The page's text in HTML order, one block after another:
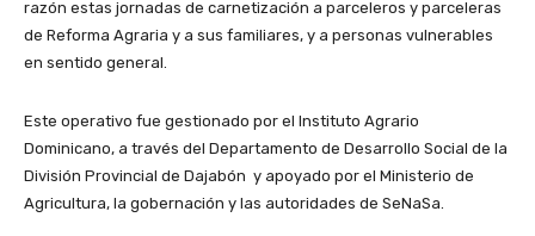
razón estas jornadas de carnetización a parceleros y parceleras
de Reforma Agraria y a sus familiares, y a personas vulnerables
en sentido general.
Este operativo fue gestionado por el Instituto Agrario
Dominicano, a través del Departamento de Desarrollo Social de la
División Provincial de Dajabón y apoyado por el Ministerio de
Agricultura, la gobernación y las autoridades de SeNaSa.